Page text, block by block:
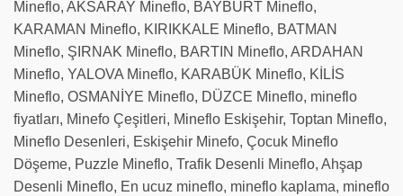
Mineflo, AKSARAY Mineflo, BAYBURT Mineflo,
KARAMAN Mineflo, KIRIKKALE Mineflo, BATMAN
Mineflo, ŞIRNAK Mineflo, BARTIN Mineflo, ARDAHAN
Mineflo, YALOVA Mineflo, KARABÜK Mineflo, KİLİS
Mineflo, OSMANİYE Mineflo, DÜZCE Mineflo, mineflo
fiyatları, Minefo Çeşitleri, Mineflo Eskişehir, Toptan Mineflo,
Mineflo Desenleri, Eskişehir Minefo, Çocuk Mineflo
Döşeme, Puzzle Mineflo, Trafik Desenli Mineflo, Ahşap
Desenli Mineflo, En ucuz mineflo, mineflo kaplama, mineflo